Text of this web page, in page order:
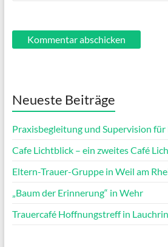
Neueste Beiträge
Praxisbegleitung und Supervision
Cafe Lichtblick – ein zweites Café
Eltern-Trauer-Gruppe in Weil am
„Baum der Erinnerung“ in Wehr
Trauercafé Hoffnungstreff in